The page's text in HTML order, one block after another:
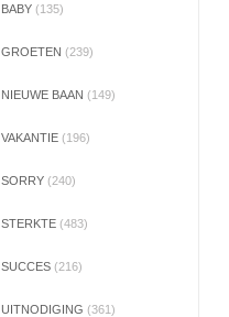
BABY (135)
GROETEN (239)
NIEUWE BAAN (149)
VAKANTIE (196)
SORRY (240)
STERKTE (483)
SUCCES (216)
UITNODIGING (361)